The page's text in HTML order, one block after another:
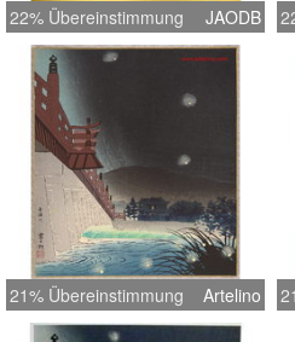
22% Übereinstimmung JAODB
21% Übereinstimmung Artelino